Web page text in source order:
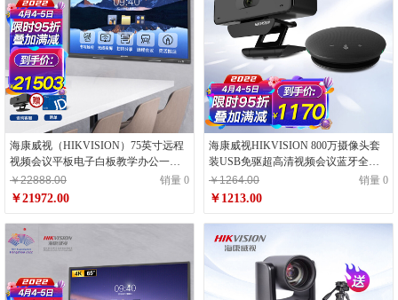
海康威视（HIKVISION）75英寸远程
视频会议平板电子白板教学办公一体
机4K超高清触摸显示智慧屏DS-
D5B75RO/B
￥22888.00 销量 0
￥21972.00
海康威视HIKVISION 800万摄像头套
装USB免驱超高清视频会议蓝牙全向
麦克风扬声器笔记本台式机会议解决
方案
￥1264.00 销量 0
￥1213.00